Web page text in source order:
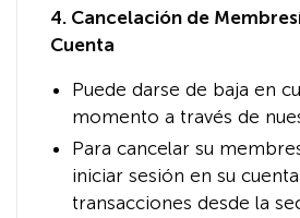
4. Cancelación de
Cuenta
Puede darse de baja en
momento a través de
Para cancelar su
iniciar sesión en su
transacciones desde la